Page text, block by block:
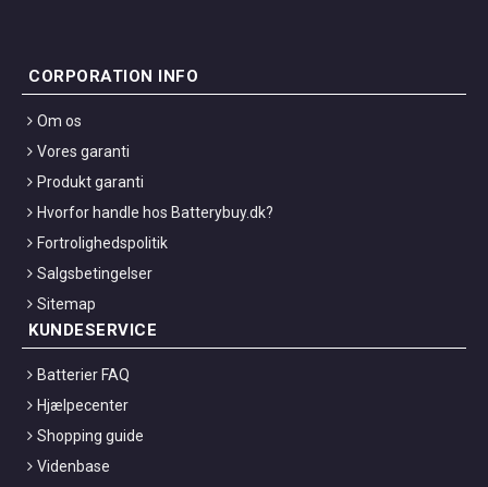
CORPORATION INFO
Om os
Vores garanti
Produkt garanti
Hvorfor handle hos Batterybuy.dk?
Fortrolighedspolitik
Salgsbetingelser
Sitemap
KUNDESERVICE
Batterier FAQ
Hjælpecenter
Shopping guide
Videnbase